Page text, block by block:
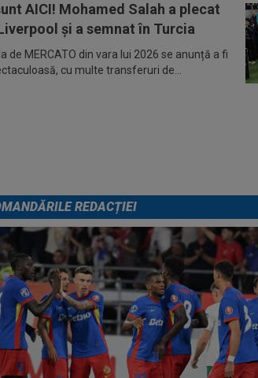
AICI! Mohamed Salah a plecat
și a semnat în Turcia
de MERCATO din vara lui 2026 se anunță a fi
cu multe transferuri de...
REDACȚIEI